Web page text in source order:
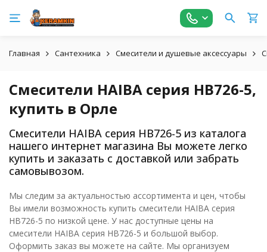
Главная Сантехника Смесители и душевые аксессуары
Смесители HAIBA серия HB726-5,
купить в Орле
Смесители HAIBA серия HB726-5 из каталога
нашего интернет магазина Вы можете легко
купить и заказать с доставкой или забрать
самовывозом.
Мы следим за актуальностью ассортимента и цен, чтобы
Вы имели возможность купить смесители HAIBA серия
HB726-5 по низкой цене. У нас доступные цены на
смесители HAIBA серия HB726-5 и большой выбор.
Оформить заказ вы можете на сайте. Мы организуем